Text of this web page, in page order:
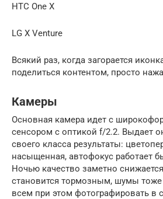
HTC One X
LG X Venture
Всякий раз, когда загорается
поделиться контентом, просто
Камеры
Основная камера идет с
сенсором с оптикой f/2.2. Выдает
своего класса результаты:
насыщенная, автофокус работает
Ночью качество заметно
становится тормозным, шумы
всем при этом фотографировать в